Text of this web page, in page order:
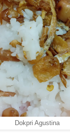
Dokpri Agustina